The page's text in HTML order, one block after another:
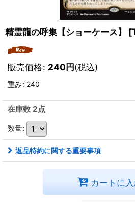
精霊龍の呼集【ショーケース】 [
販売価格: 240円(税込)
重み: 240
在庫数 2点
数量:
返品特約に関する重要事項
カートに